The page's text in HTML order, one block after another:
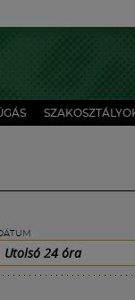
Utolsó 24 óra